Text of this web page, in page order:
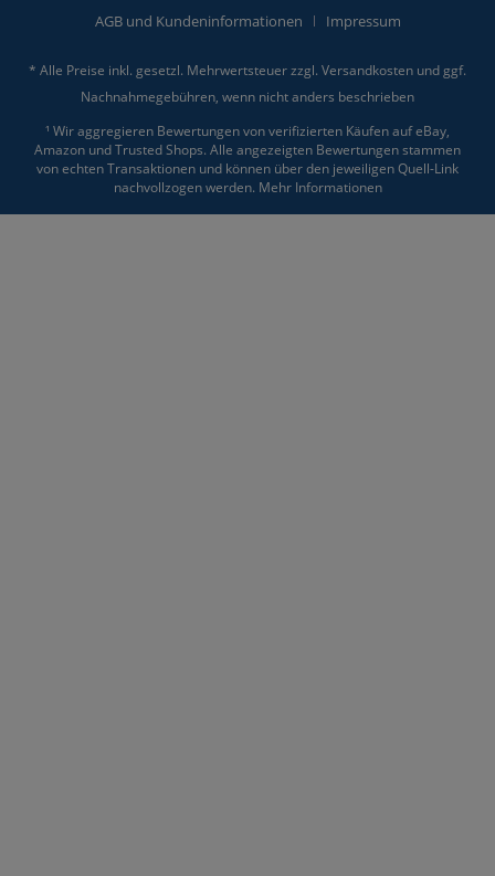
AGB und Kundeninformationen
Impressum
* Alle Preise inkl. gesetzl. Mehrwertsteuer zzgl. Versandkosten und ggf.
Nachnahmegebühren, wenn nicht anders beschrieben
¹ Wir aggregieren Bewertungen von verifizierten Käufen auf eBay,
Amazon und Trusted Shops. Alle angezeigten Bewertungen stammen
von echten Transaktionen und können über den jeweiligen Quell-Link
nachvollzogen werden. Mehr Informationen